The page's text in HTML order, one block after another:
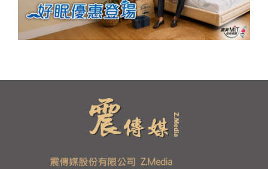
震傳媒股份有限公司 Z.Media